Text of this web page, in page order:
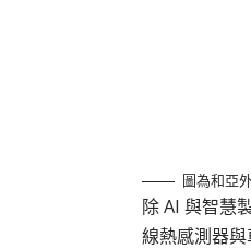
圖為和亞
除 AI 與智慧
線熱感測器